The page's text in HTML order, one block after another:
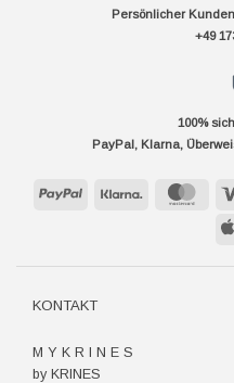
Persönlicher
+49
100%
PayPal, Klarna,
PayPal Klarna
KONTAKT
M Y K R I N E S
by KRINES